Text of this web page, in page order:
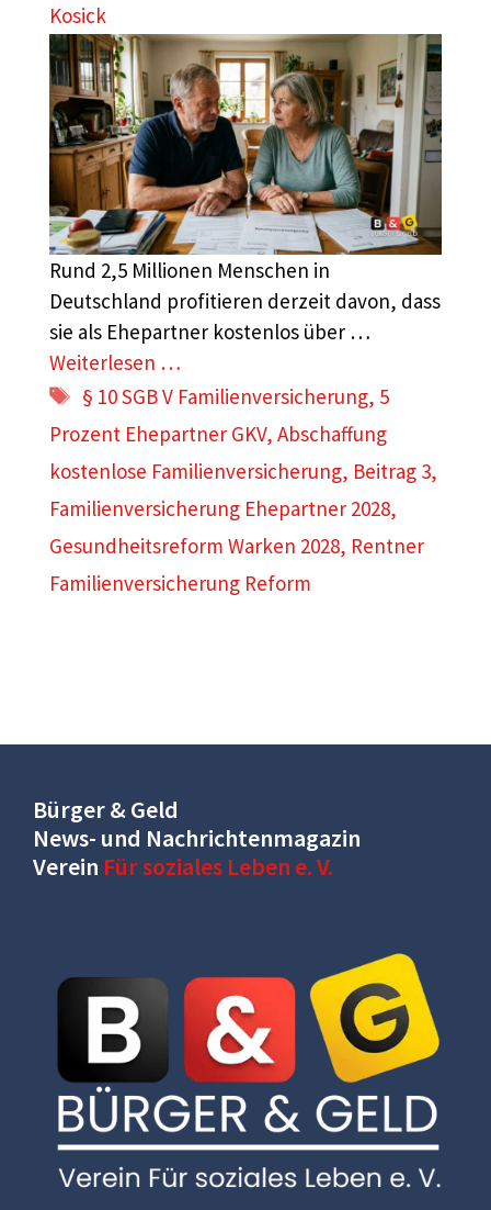
Kosick
Rund 2,5 Millionen Menschen in
Deutschland profitieren derzeit davon, dass
sie als Ehepartner kostenlos über …
Weiterlesen …
Schlagwörter
§ 10 SGB V Familienversicherung, 5
Prozent Ehepartner GKV, Abschaffung
kostenlose Familienversicherung, Beitrag 3,
Familienversicherung Ehepartner 2028,
Gesundheitsreform Warken 2028, Rentner
Familienversicherung Reform
Bürger & Geld
News- und Nachrichtenmagazin
Verein Für soziales Leben e. V.